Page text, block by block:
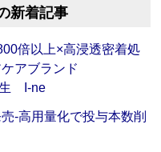
新着記事
倍以上×高浸透密着処
アブランド
生 I-ne
‐高用量化で投与本数削